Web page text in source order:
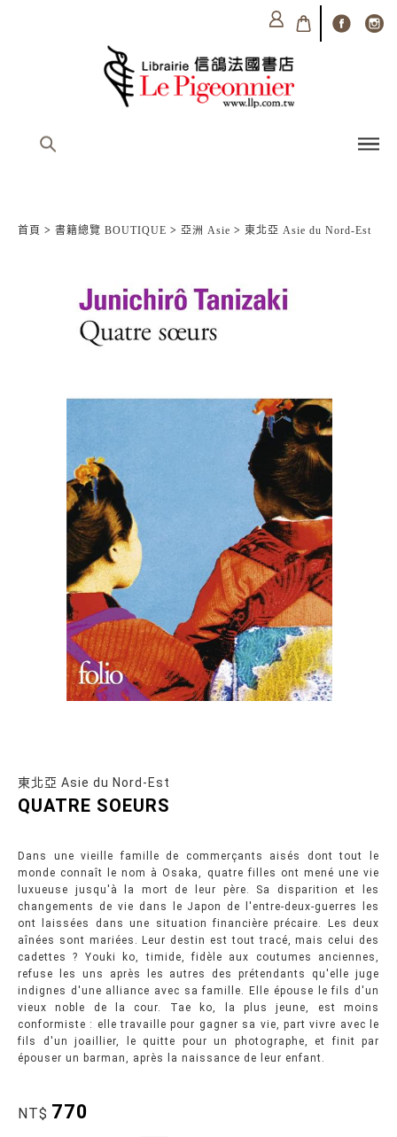
首頁 > 書籍總覽 BOUTIQUE > 亞洲 Asie > 東北亞 Asie du Nord-Est
東北亞 Asie du Nord-Est
QUATRE SOEURS
Dans une vieille famille de commerçants aisés dont tout le
monde connaît le nom à Osaka, quatre filles ont mené une vie
luxueuse jusqu'à la mort de leur père. Sa disparition et les
changements de vie dans le Japon de l'entre-deux-guerres les
ont laissées dans une situation financière précaire. Les deux
aînées sont mariées. Leur destin est tout tracé, mais celui des
cadettes ? Youki ko, timide, fidèle aux coutumes anciennes,
refuse les uns après les autres des prétendants qu'elle juge
indignes d'une alliance avec sa famille. Elle épouse le fils d'un
vieux noble de la cour. Tae ko, la plus jeune, est moins
conformiste : elle travaille pour gagner sa vie, part vivre avec le
fils d'un joaillier, le quitte pour un photographe, et finit par
épouser un barman, après la naissance de leur enfant.
NT$ 770